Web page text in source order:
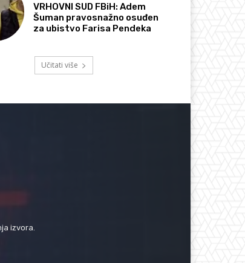
VRHOVNI SUD FBiH: Adem
Šuman pravosnažno osuđen
za ubistvo Farisa Pendeka
Učitati više
izvora.